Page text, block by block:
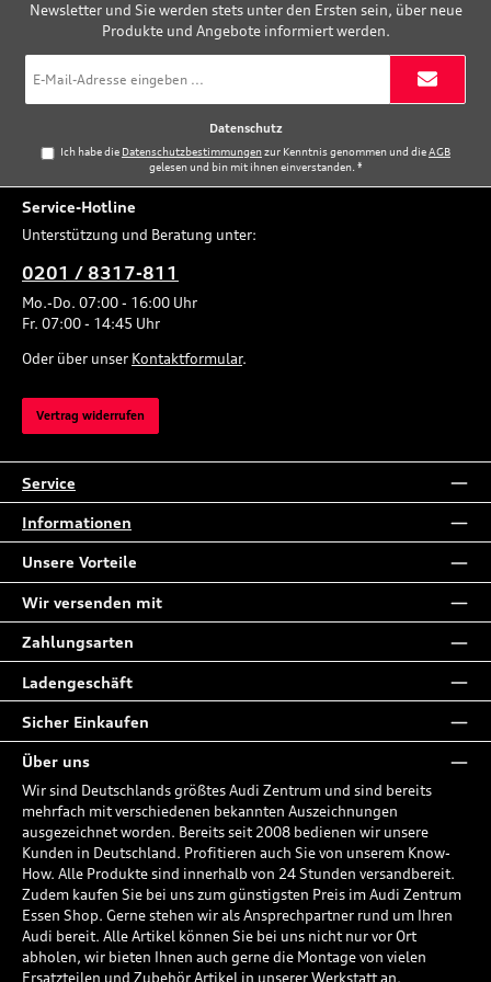
Newsletter und Sie werden stets unter den Ersten sein, über neue
Produkte und Angebote informiert werden.
Mail-
Adresse
Datenschutz
Ich habe die Datenschutzbestimmungenzur Kenntnis genommen und dieAGB
gelesen und bin mit ihnen einverstanden.*
Service-Hotline
Unterstützung und Beratung unter:
0201 / 8317-811
Mo.-Do. 07:00 - 16:00 Uhr
Fr. 07:00 - 14:45 Uhr
Oder über unser Kontaktformular.
Vertrag widerrufen
Service
Informationen
Unsere Vorteile
Wir versenden mit
Zahlungsarten
Ladengeschäft
Sicher Einkaufen
Über uns
Wir sind Deutschlands größtes Audi Zentrum und sind bereits
mehrfach mit verschiedenen bekannten Auszeichnungen
ausgezeichnet worden. Bereits seit 2008 bedienen wir unsere
Kunden in Deutschland. Profitieren auch Sie von unserem Know-
How. Alle Produkte sind innerhalb von 24 Stunden versandbereit.
Zudem kaufen Sie bei uns zum günstigsten Preis im Audi Zentrum
Essen Shop. Gerne stehen wir als Ansprechpartner rund um Ihren
Audi bereit. Alle Artikel können Sie bei uns nicht nur vor Ort
abholen, wir bieten Ihnen auch gerne die Montage von vielen
Ersatzteilen und Zubehör Artikel in unserer Werkstatt an.